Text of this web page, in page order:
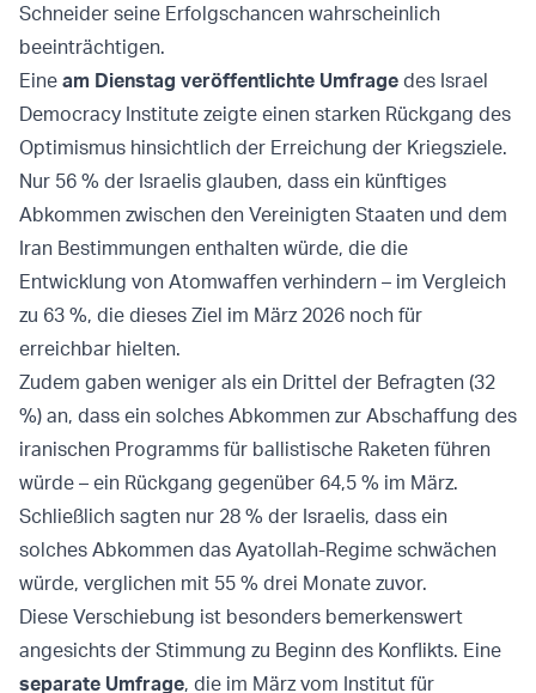
Schneider seine Erfolgschancen wahrscheinlich
beeinträchtigen.
Eine am Dienstag veröffentlichte Umfrage des Israel
Democracy Institute zeigte einen starken Rückgang des
Optimismus hinsichtlich der Erreichung der Kriegsziele.
Nur 56 % der Israelis glauben, dass ein künftiges
Abkommen zwischen den Vereinigten Staaten und dem
Iran Bestimmungen enthalten würde, die die
Entwicklung von Atomwaffen verhindern – im Vergleich
zu 63 %, die dieses Ziel im März 2026 noch für
erreichbar hielten.
Zudem gaben weniger als ein Drittel der Befragten (32
%) an, dass ein solches Abkommen zur Abschaffung des
iranischen Programms für ballistische Raketen führen
würde – ein Rückgang gegenüber 64,5 % im März.
Schließlich sagten nur 28 % der Israelis, dass ein
solches Abkommen das Ayatollah-Regime schwächen
würde, verglichen mit 55 % drei Monate zuvor.
Diese Verschiebung ist besonders bemerkenswert
angesichts der Stimmung zu Beginn des Konflikts. Eine
separate Umfrage, die im März vom Institut für